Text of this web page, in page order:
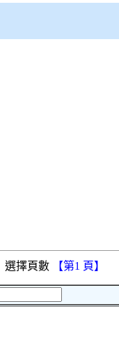
擇頁數 【第1 頁】